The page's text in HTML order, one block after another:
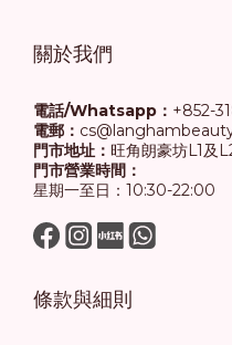
關於我們
電話/Whatsapp： +852-
電郵：
門市地址： 旺角朗豪坊L1及
門市營業時間：
星期一至日：10:30-22:00
條款與細則